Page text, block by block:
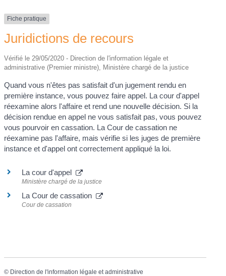
Fiche pratique
Juridictions de recours
Vérifié le 29/05/2020 - Direction de l'information légale et
administrative (Premier ministre), Ministère chargé de la justice
Quand vous n'êtes pas satisfait d'un jugement rendu en
première instance, vous pouvez faire appel. La cour d'appel
réexamine alors l'affaire et rend une nouvelle décision. Si la
décision rendue en appel ne vous satisfait pas, vous pouvez
vous pourvoir en cassation. La Cour de cassation ne
réexamine pas l'affaire, mais vérifie si les juges de première
instance et d'appel ont correctement appliqué la loi.
La cour d'appel
Ministère chargé de la justice
La Cour de cassation
Cour de cassation
© Direction de l'information légale et administrative